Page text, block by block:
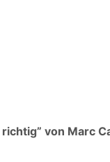
richtig” von Marc